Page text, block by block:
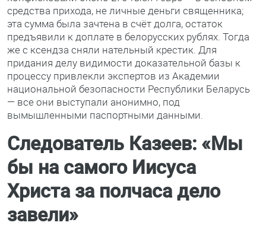
средства прихода, не личные деньги священника;
эта сумма была зачтена в счёт долга, остаток
предъявили к доплате в белорусских рублях. Тогда
же с ксендза сняли нательный крестик. Для
придания делу видимости доказательной базы к
процессу привлекли экспертов из Академии
национальной безопасности Республики Беларусь
— все они выступали анонимно, под
вымышленными паспортными данными.
Следователь Казеев: «Мы
бы на самого Иисуса
Христа за полчаса дело
завели»